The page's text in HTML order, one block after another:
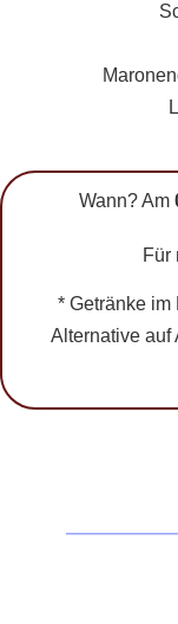
Wann? Am
Für
* Getränke im
Alternative auf